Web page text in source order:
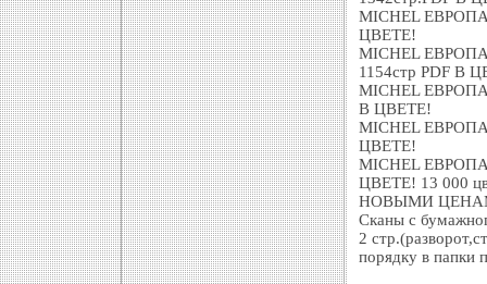
MICHEL ЕВРОПА
ЦВЕТЕ!
MICHEL ЕВРОПА
1154стр PDF В
MICHEL ЕВРОПА
В ЦВЕТЕ!
MICHEL ЕВРОПА
ЦВЕТЕ!
MICHEL ЕВРОПА
ЦВЕТЕ! 13 000
НОВЫМИ
Сканы с
2
порядку в папки